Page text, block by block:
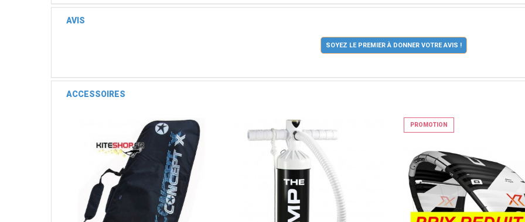
AVIS
SOYEZ LE PREMIER À DONNER VOTRE AVIS !
ACCESSOIRES
PROMOTION